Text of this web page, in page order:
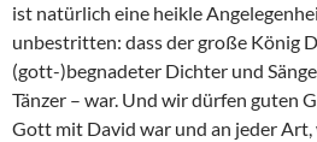
ist natürlich eine heikle
unbestritten: dass der große König
(gott-)begnadeter Dichter und
Tänzer – war. Und wir dürfen guten
Gott mit David war und an jeder Art,